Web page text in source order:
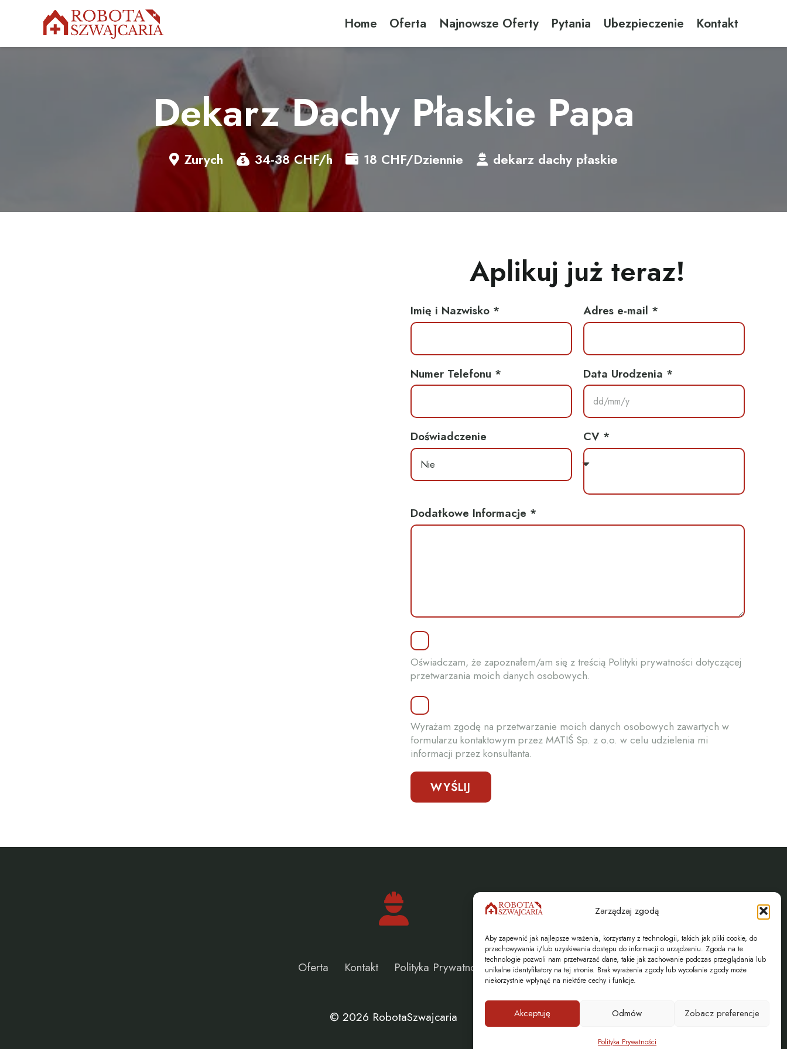
Zarządzaj zgodą
Aby zapewnić jak najlepsze wrażenia, korzystamy z technologii, takich jak pliki cookie, do
przechowywania i/lub uzyskiwania dostępu do informacji o urządzeniu. Zgoda na te
technologie pozwoli nam przetwarzać dane, takie jak zachowanie podczas przeglądania lub
unikalne identyfikatory na tej stronie. Brak wyrażenia zgody lub wycofanie zgody może
niekorzystnie wpłynąć na niektóre cechy i funkcje.
Akceptuję Odmów Zobacz preferencje
Polityka Prywatności
Home Oferta Najnowsze Oferty Pytania Ubezpieczenie Kontakt
Dekarz Dachy Płaskie Papa
Zurych 34-38CHF/h 18 CHF/Dziennie dekarz dachy płaskie
Aplikuj już teraz!
Imię i Nazwisko * Adres e-mail *
Numer Telefonu * Data Urodzenia *
Doświadczenie CV *
Dodatkowe Informacje *
Oświadczam, że zapoznałem/am się z treścią Polityki prywatności dotyczącej
przetwarzania moich danych osobowych.
Wyrażam zgodę na przetwarzanie moich danych osobowych zawartych w
formularzu kontaktowym przez MATIŚ Sp. z o.o. w celu udzielenia mi
informacji przez konsultanta.
WYŚLIJ
Oferta Kontakt Polityka Prywatności
© 2026 RobotaSzwajcaria